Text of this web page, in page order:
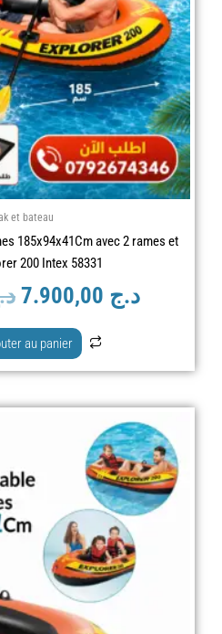
et bateau
185x94x41Cm avec 2 rames et
200 Intex 58331
د.ج
au panier
initial
était :
د.ج 7.000,00.
Le
prix
actuel
est :